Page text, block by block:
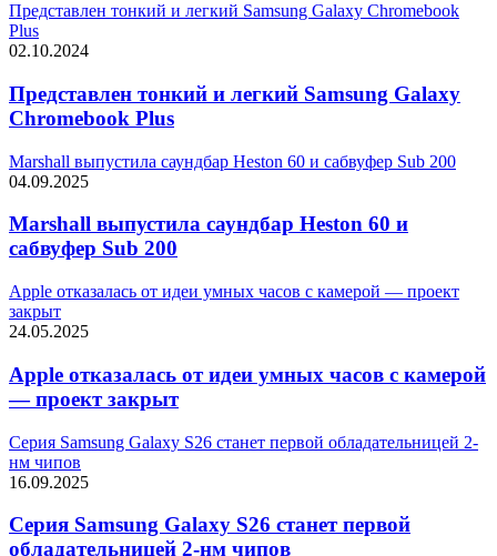
Представлен тонкий и легкий Samsung Galaxy Chromebook
Plus
02.10.2024
Представлен тонкий и легкий Samsung Galaxy
Chromebook Plus
Marshall выпустила саундбар Heston 60 и сабвуфер Sub 200
04.09.2025
Marshall выпустила саундбар Heston 60 и
сабвуфер Sub 200
Apple отказалась от идеи умных часов с камерой — проект
закрыт
24.05.2025
Apple отказалась от идеи умных часов с камерой
— проект закрыт
Серия Samsung Galaxy S26 станет первой обладательницей 2-
нм чипов
16.09.2025
Серия Samsung Galaxy S26 станет первой
обладательницей 2-нм чипов